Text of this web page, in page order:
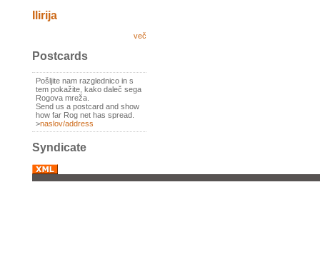
Ilirija
več
Postcards
Pošljite nam razglednico in s
tem pokažite, kako daleč sega
Rogova mreža.
Send us a postcard and show
how far Rog net has spread.
>naslov/address
Syndicate